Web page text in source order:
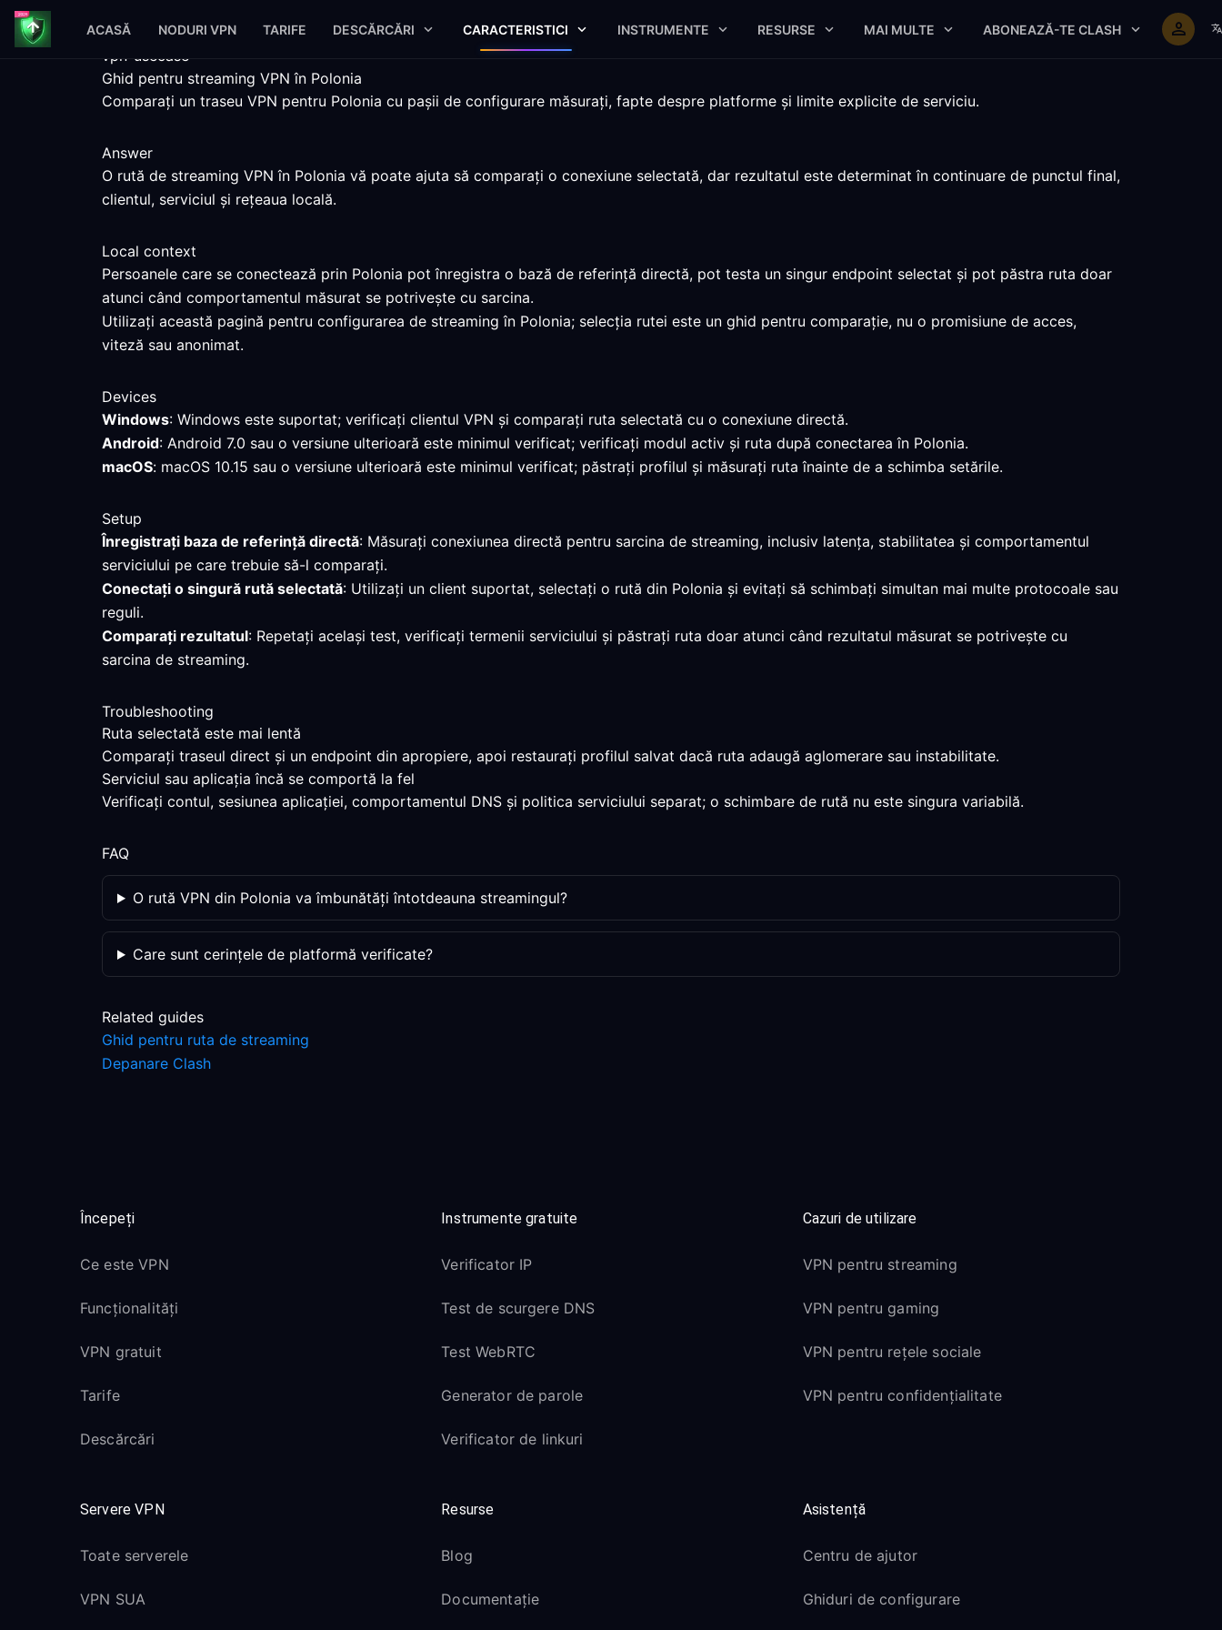
ACASĂ NODURI VPN TARIFE DESCĂRCĂRI CARACTERISTICI INSTRUMENTE RESURSE MAI MULTE ABONEAZĂ-TE CLASH
vpn-usecase
Ghid pentru streaming VPN în Polonia
Comparați un traseu VPN pentru Polonia cu pașii de configurare măsurați, fapte despre platforme și limite explicite de serviciu.
Answer
O rută de streaming VPN în Polonia vă poate ajuta să comparați o conexiune selectată, dar rezultatul este determinat în continuare de punctul final,
clientul, serviciul și rețeaua locală.
Local context
Persoanele care se conectează prin Polonia pot înregistra o bază de referință directă, pot testa un singur endpoint selectat și pot păstra ruta doar
atunci când comportamentul măsurat se potrivește cu sarcina.
Utilizați această pagină pentru configurarea de streaming în Polonia; selecția rutei este un ghid pentru comparație, nu o promisiune de acces,
viteză sau anonimat.
Devices
Windows: Windows este suportat; verificați clientul VPN și comparați ruta selectată cu o conexiune directă.
Android: Android 7.0 sau o versiune ulterioară este minimul verificat; verificați modul activ și ruta după conectarea în Polonia.
macOS: macOS 10.15 sau o versiune ulterioară este minimul verificat; păstrați profilul și măsurați ruta înainte de a schimba setările.
Setup
Înregistrați baza de referință directă: Măsurați conexiunea directă pentru sarcina de streaming, inclusiv latența, stabilitatea și comportamentul
serviciului pe care trebuie să-l comparați.
Conectați o singură rută selectată: Utilizați un client suportat, selectați o rută din Polonia și evitați să schimbați simultan mai multe protocoale sau
reguli.
Comparați rezultatul: Repetați același test, verificați termenii serviciului și păstrați ruta doar atunci când rezultatul măsurat se potrivește cu
sarcina de streaming.
Troubleshooting
Ruta selectată este mai lentă
Comparați traseul direct și un endpoint din apropiere, apoi restaurați profilul salvat dacă ruta adaugă aglomerare sau instabilitate.
Serviciul sau aplicația încă se comportă la fel
Verificați contul, sesiunea aplicației, comportamentul DNS și politica serviciului separat; o schimbare de rută nu este singura variabilă.
FAQ
O rută VPN din Polonia va îmbunătăți întotdeauna streamingul?
Care sunt cerințele de platformă verificate?
Related guides
Ghid pentru ruta de streaming
Depanare Clash
Începeți
Ce este VPN
Funcționalități
VPN gratuit
Tarife
Descărcări
Instrumente gratuite
Verificator IP
Test de scurgere DNS
Test WebRTC
Generator de parole
Verificator de linkuri
Cazuri de utilizare
VPN pentru streaming
VPN pentru gaming
VPN pentru rețele sociale
VPN pentru confidențialitate
Servere VPN
Toate serverele
VPN SUA
Resurse
Blog
Documentație
Asistență
Centru de ajutor
Ghiduri de configurare